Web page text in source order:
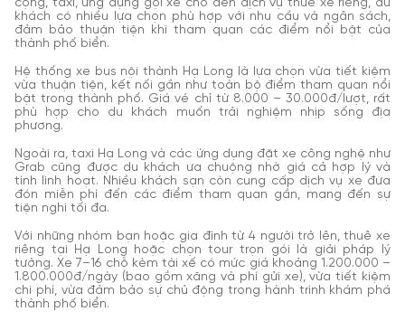
cộng, taxi, ứng dụng gọi xe cho đến dịch vụ thuê xe riêng, du
khách có nhiều lựa chọn phù hợp với nhu cầu và ngân sách,
đảm bảo thuận tiện khi tham quan các điểm nổi bật của
thành phố biển.
Hệ thống xe bus nội thành Hạ Long là lựa chọn vừa tiết kiệm
vừa thuận tiện, kết nối gần như toàn bộ điểm tham quan nổi
bật trong thành phố. Giá vé chỉ từ 8.000 – 30.000đ/lượt, rất
phù hợp cho du khách muốn trải nghiệm nhịp sống địa
phương.
Ngoài ra, taxi Hạ Long và các ứng dụng đặt xe công nghệ như
Grab cũng được du khách ưa chuộng nhờ giá cả hợp lý và
tính linh hoạt. Nhiều khách sạn còn cung cấp dịch vụ xe đưa
đón miễn phí đến các điểm tham quan gần, mang đến sự
tiện nghi tối đa.
Với những nhóm bạn hoặc gia đình từ 4 người trở lên, thuê xe
riêng tại Hạ Long hoặc chọn tour trọn gói là giải pháp lý
tưởng. Xe 7–16 chỗ kèm tài xế có mức giá khoảng 1.200.000 –
1.800.000đ/ngày (bao gồm xăng và phí gửi xe), vừa tiết kiệm
chi phí, vừa đảm bảo sự chủ động trong hành trình khám phá
thành phố biển.